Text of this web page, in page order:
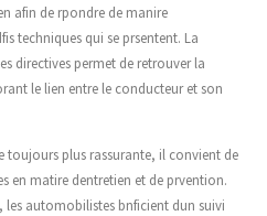
afin de rpondre de manire
techniques qui se prsentent. La
directives permet de retrouver la
le lien entre le conducteur et son
toujours plus rassurante, il convient de
en matire dentretien et de prvention.
automobilistes bnficient dun suivi